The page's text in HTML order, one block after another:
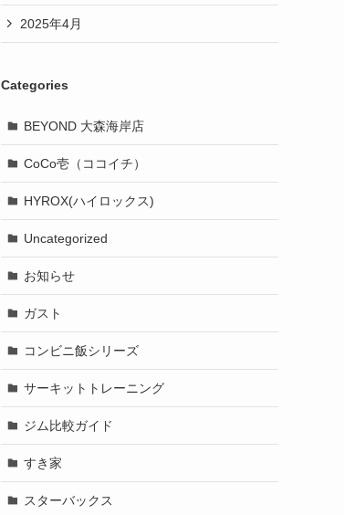
2025年4月
Categories
BEYOND 大森海岸店
CoCo壱（ココイチ）
HYROX(ハイロックス)
Uncategorized
お知らせ
ガスト
コンビニ飯シリーズ
サーキットトレーニング
ジム比較ガイド
すき家
スターバックス